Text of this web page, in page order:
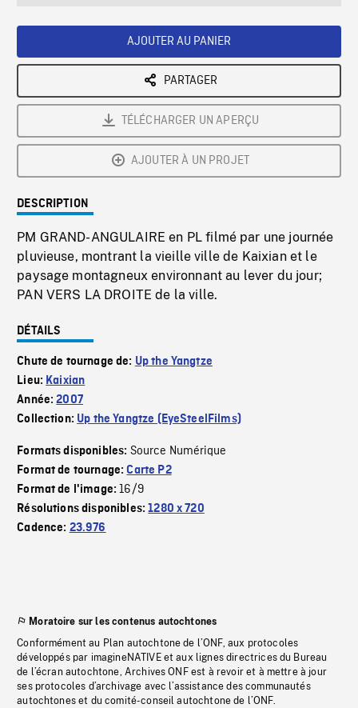
AJOUTER AU PANIER
PARTAGER
TÉLÉCHARGER UN APERÇU
AJOUTER À UN PROJET
DESCRIPTION
PM GRAND-ANGULAIRE en PL filmé par une journée
pluvieuse, montrant la vieille ville de Kaixian et le
paysage montagneux environnant au lever du jour;
PAN VERS LA DROITE de la ville.
DÉTAILS
Chute de tournage de: Up the Yangtze
Lieu: Kaixian
Année:2007
Collection: Up the Yangtze (EyeSteelFilms)
Formats disponibles: Source Numérique
Format de tournage:Carte P2
Format de l'image:16/9
Résolutions disponibles:1280 x 720
Cadence: 23.976
Moratoire sur les contenus autochtones
Conformément au Plan autochtone de l’ONF, aux protocoles
développés par imagineNATIVE et aux lignes directrices du Bureau
de l’écran autochtone, Archives ONF est à revoir et à mettre à jour
ses protocoles d’archivage avec l’assistance des communautés
autochtones et du comité-conseil autochtone de l’ONF.